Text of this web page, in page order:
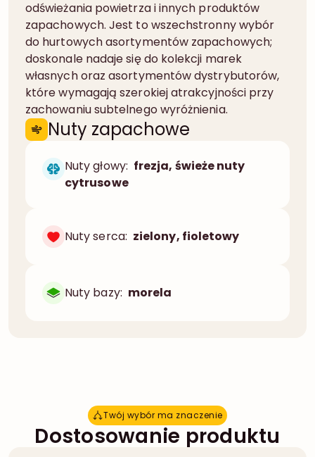
odświeżania powietrza i innych produktów
zapachowych. Jest to wszechstronny wybór
do hurtowych asortymentów zapachowych;
doskonale nadaje się do kolekcji marek
własnych oraz asortymentów dystrybutorów,
które wymagają szerokiej atrakcyjności przy
zachowaniu subtelnego wyróżnienia.
Nuty zapachowe
Nuty głowy: frezja, świeże nuty
cytrusowe
Nuty serca: zielony, fioletowy
Nuty bazy: morela
Twój wybór ma znaczenie
Twój wybór ma znaczenie
Dostosowanie produktu